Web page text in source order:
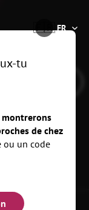
🇫🇷FR
tu
de chez
ou un code